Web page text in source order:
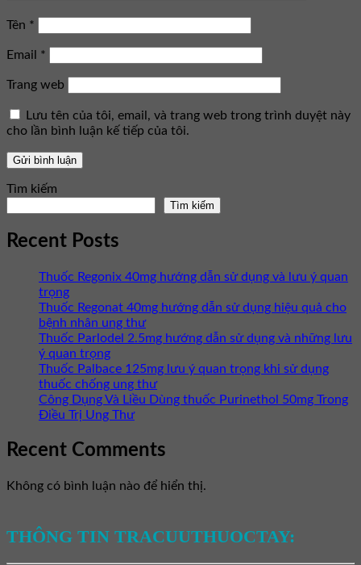
Tên *
Email *
Trang web
Lưu tên của tôi, email, và trang web trong trình duyệt này
cho lần bình luận kế tiếp của tôi.
Tìm kiếm
Tìm kiếm
Recent Posts
Thuốc Regonix 40mg hướng dẫn sử dụng và lưu ý quan
trọng
Thuốc Regonat 40mg hướng dẫn sử dụng hiệu quả cho
bệnh nhân ung thư
Thuốc Parlodel 2.5mg hướng dẫn sử dụng và những lưu
ý quan trọng
Thuốc Palbace 125mg lưu ý quan trọng khi sử dụng
thuốc chống ung thư
Công Dụng Và Liều Dùng thuốc Purinethol 50mg Trong
Điều Trị Ung Thư
Recent Comments
Không có bình luận nào để hiển thị.
THÔNG TIN TRACUUTHUOCTAY: